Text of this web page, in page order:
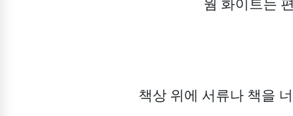
웜 화이트는
책상 위에 서류나 책을